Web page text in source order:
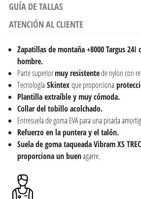
GUÍA DE TALLAS
ATENCIÓN AL CLIENTE
Zapatillas de montaña+8000 Targus
hombre.
Parte superiormuy resistentede nylon con
Tecnología Skintexque proporciona
Plantilla extraíble y muy cómoda.
Collar del tobillo acolchado.
Entresuela de goma EVA para una pisada
Refuerzo en la puntera y el talón.
Suela de goma taqueada Vibram XS
proporciona un buenagarre.